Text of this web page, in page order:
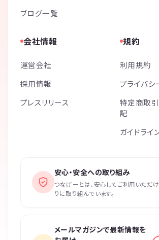
ブログ一覧
会社情報
運営会社
採用情報
プレスリリース
規約
利用規約
プライバシ
特定商取
記
ガイドライ
安心・安全への取り組み
つなげーとは、安心してご利用いただ
りに取り組んでいます。
メールマガジンで最新情報を